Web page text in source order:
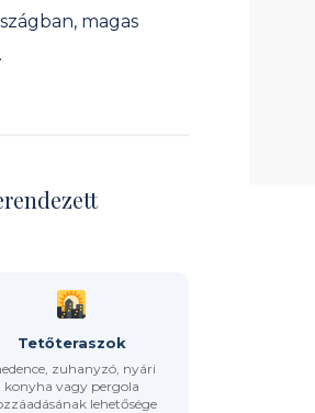
magas
Tetőteraszok
zuhanyzó, nyári
konyha vagy pergola
lehetősége